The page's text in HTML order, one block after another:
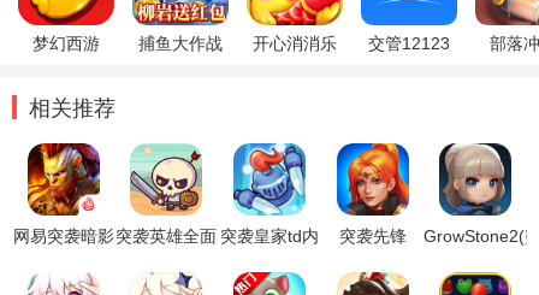
梦幻西游 捕鱼大作战 开心消消乐 交管12123 部落
相关推荐
网易突袭暗影
(Raid)
突袭英雄全面
限金币
突袭皇家td内
突袭先锋
RUSH)
GrowStone2(